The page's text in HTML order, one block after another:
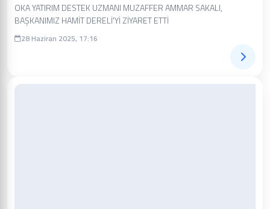
OKA YATIRIM DESTEK UZMANI MUZAFFER AMMAR SAKALI,
BAŞKANIMIZ HAMİT DERELİ'Yİ ZİYARET ETTİ
28 Haziran 2025, 17:16